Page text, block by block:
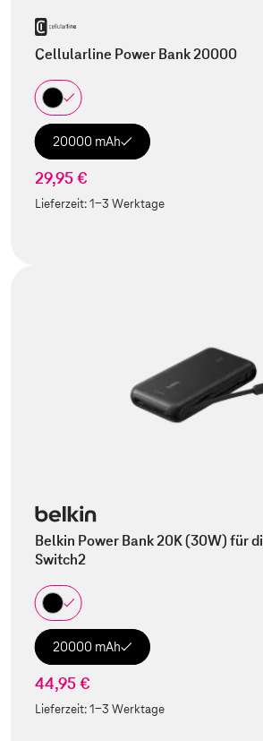
Cellularline Power Bank 20000
20000 mAh
29,95 €
Lieferzeit:1-3 Werktage
Belkin Power Bank 20K (30W) für
Switch2
20000 mAh
44,95 €
Lieferzeit:1-3 Werktage